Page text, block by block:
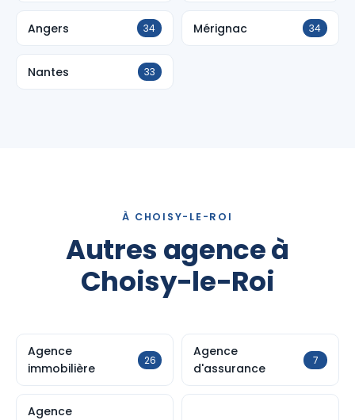
Angers 34 Mérignac 34
Nantes 33
À CHOISY-LE-ROI
Autres agence à
Choisy-le-Roi
Agence
immobilière
26
Agence
d'assurance
7
Agence